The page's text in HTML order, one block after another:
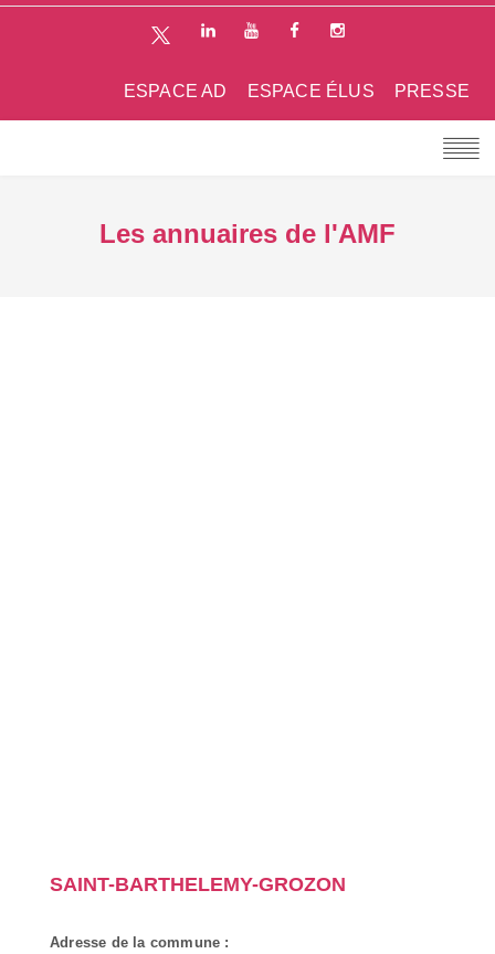
PRESSE
ESPACE ÉLUS
ESPACE AD
Les annuaires de l'AMF
SAINT-BARTHELEMY-GROZON
Adresse de la commune :